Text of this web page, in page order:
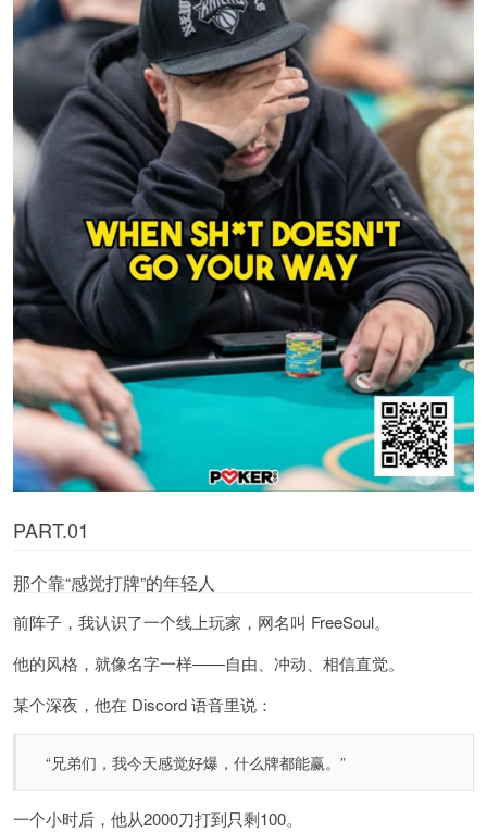
PART.01
那个靠“感觉打牌”的年轻人
前阵子，我认识了一个线上玩家，网名叫 FreeSoul。
他的风格，就像名字一样——自由、冲动、相信直觉。
某个深夜，他在 Discord 语音里说：
“兄弟们，我今天感觉好爆，什么牌都能赢。”
一个小时后，他从2000刀打到只剩100。